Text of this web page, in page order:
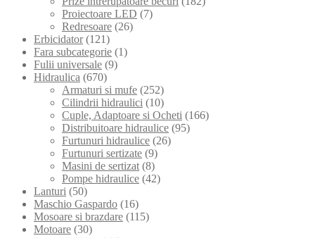
Proiectoare LED (7)
Redresoare (26)
Erbicidator (121)
Fara subcategorie (1)
Fulii universale (9)
Hidraulica (670)
Armaturi si mufe (252)
Cilindrii hidraulici (10)
Cuple, Adaptoare si Ocheti (166)
Distribuitoare hidraulice (95)
Furtunuri hidraulice (26)
Furtunuri sertizate (9)
Masini de sertizat (8)
Pompe hidraulice (42)
Lanturi (50)
Maschio Gaspardo (16)
Mosoare si brazdare (115)
Motoare (30)